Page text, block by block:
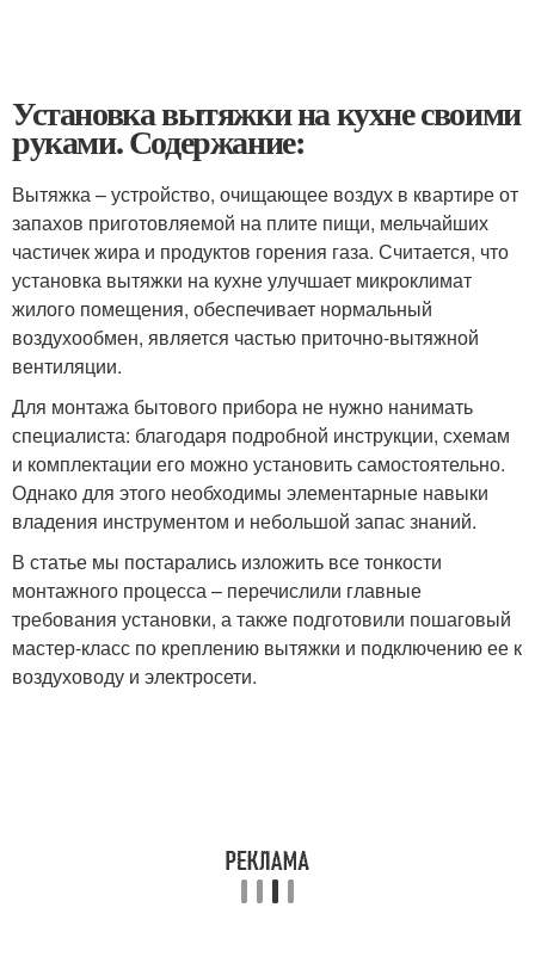
Установка вытяжки на кухне своими
руками. Содержание:
Вытяжка – устройство, очищающее воздух в квартире от
запахов приготовляемой на плите пищи, мельчайших
частичек жира и продуктов горения газа. Считается, что
установка вытяжки на кухне улучшает микроклимат
жилого помещения, обеспечивает нормальный
воздухообмен, является частью приточно-вытяжной
вентиляции.
Для монтажа бытового прибора не нужно нанимать
специалиста: благодаря подробной инструкции, схемам
и комплектации его можно установить самостоятельно.
Однако для этого необходимы элементарные навыки
владения инструментом и небольшой запас знаний.
В статье мы постарались изложить все тонкости
монтажного процесса – перечислили главные
требования установки, а также подготовили пошаговый
мастер-класс по креплению вытяжки и подключению ее к
воздуховоду и электросети.